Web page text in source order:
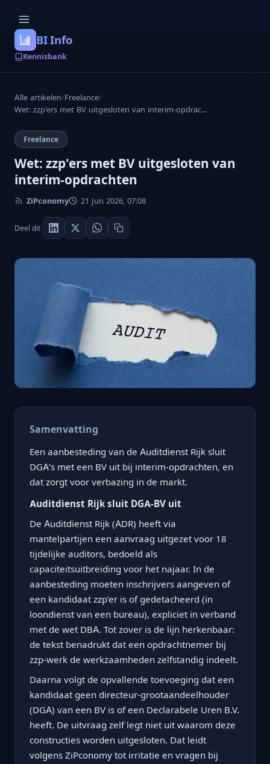
BI Info
Kennisbank
Alle artikelen/Freelance/
Wet: zzp'ers met BV uitgesloten van interim-opdrac...
Freelance
Wet: zzp'ers met BV uitgesloten van
interim-opdrachten
ZiPconomy 21 Jun 2026, 07:08
Deel dit
Samenvatting
Een aanbesteding van de Auditdienst Rijk sluit
DGA’s met een BV uit bij interim-opdrachten, en
dat zorgt voor verbazing in de markt.
Auditdienst Rijk sluit DGA-BV uit
De Auditdienst Rijk (ADR) heeft via
mantelpartijen een aanvraag uitgezet voor 18
tijdelijke auditors, bedoeld als
capaciteitsuitbreiding voor het najaar. In de
aanbesteding moeten inschrijvers aangeven of
een kandidaat zzp’er is of gedetacheerd (in
loondienst van een bureau), expliciet in verband
met de wet DBA. Tot zover is de lijn herkenbaar:
de tekst benadrukt dat een opdrachtnemer bij
zzp-werk de werkzaamheden zelfstandig indeelt.
Daarna volgt de opvallende toevoeging dat een
kandidaat geen directeur-grootaandeelhouder
(DGA) van een BV is of een Declarabele Uren B.V.
heeft. De uitvraag zelf legt niet uit waarom deze
constructies worden uitgesloten. Dat leidt
volgens ZiPconomy tot irritatie en vragen bij